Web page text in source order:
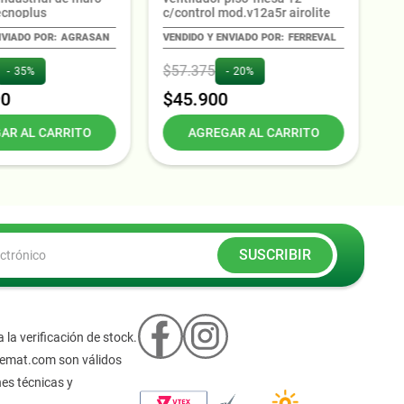
AGRASAN
35%
AL CARRITO
c/control mod.v12a5r airolite
FERREVAL
$57.375 20%
$45.900
AGREGAR AL CARRITO
SUSCRIBIR
la verificación de stock.
son válidos
técnicas y